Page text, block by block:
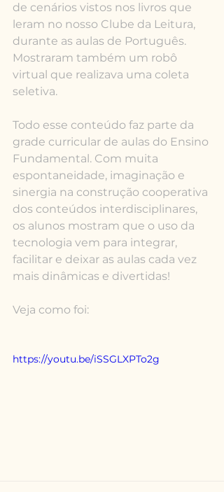
de cenários vistos nos livros que
leram no nosso Clube da Leitura,
durante as aulas de Português.
Mostraram também um robô
virtual que realizava uma coleta
seletiva.
Todo esse conteúdo faz parte da
grade curricular de aulas do Ensino
Fundamental. Com muita
espontaneidade, imaginação e
sinergia na construção cooperativa
dos conteúdos interdisciplinares,
os alunos mostram que o uso da
tecnologia vem para integrar,
facilitar e deixar as aulas cada vez
mais dinâmicas e divertidas!
Veja como foi:
https://youtu.be/iSSGLXPTo2g